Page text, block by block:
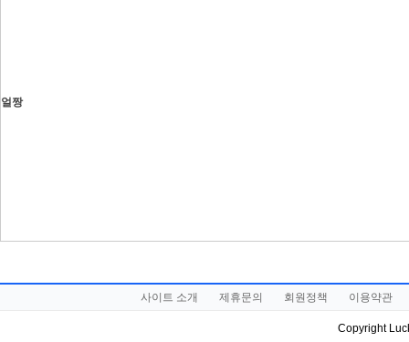
얼짱
사이트 소개 제휴문의 회원정책 이용약관
Copyright